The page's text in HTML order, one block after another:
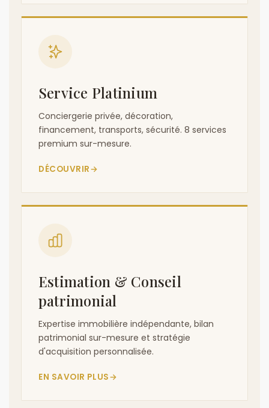
Service Platinium
Conciergerie privée, décoration,
financement, transports, sécurité. 8 services
premium sur-mesure.
DÉCOUVRIR→
Estimation & Conseil
patrimonial
Expertise immobilière indépendante, bilan
patrimonial sur-mesure et stratégie
d'acquisition personnalisée.
EN SAVOIR PLUS→